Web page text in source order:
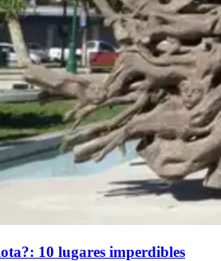
10 lugares imperdibles